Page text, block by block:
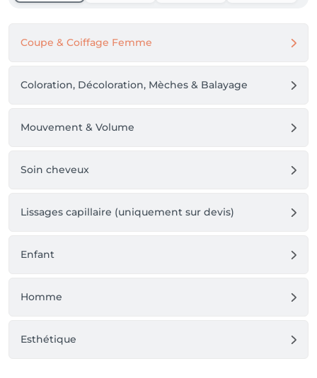
Coupe & Coiffage Femme
Coloration, Décoloration, Mèches & Balayage
Mouvement & Volume
Soin cheveux
Lissages capillaire (uniquement sur devis)
Enfant
Homme
Esthétique